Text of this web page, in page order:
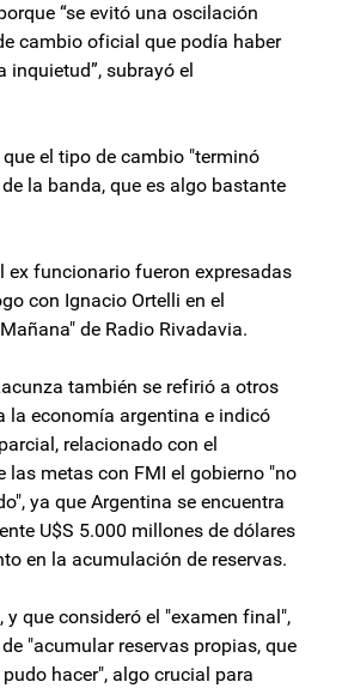
“se evitó una oscilación
cambio oficial que podía haber
inquietud”, subrayó el
el tipo de cambio "terminó
la banda, que es algo bastante
ex funcionario fueron expresadas
con Ignacio Ortelli en el
de Radio Rivadavia.
también se refirió a otros
la economía argentina e indicó
relacionado con el
las metas con FMI el gobierno "no
ya que Argentina se encuentra
U$S 5.000 millones de dólares
en la acumulación de reservas.
y que consideró el "examen final",
"acumular reservas propias, que
hacer", algo crucial para